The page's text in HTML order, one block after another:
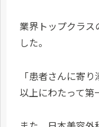
業界トップクラス
した。
「患者さんに寄
以上にわたって第